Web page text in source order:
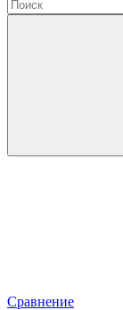
Сравнение